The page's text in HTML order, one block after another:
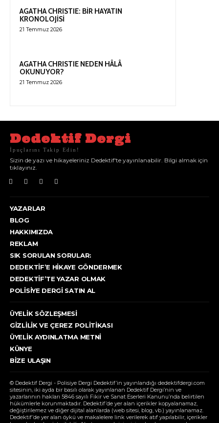
AGATHA CHRISTIE: BİR HAYATIN
KRONOLOJİSİ
21 Temmuz 2026
AGATHA CHRISTIE NEDEN HÂLÂ
OKUNUYOR?
21 Temmuz 2026
Dedektif Dergi
İpuçlarını Takip Edin!
Sizin de yazı ve hikayeleriniz Dedektif'te yayınlanabilir. Bilgi almak için
tıklayınız.
YAZARLAR
BLOG
HAKKIMIZDA
REKLAM
SIK SORULAN SORULAR:
DEDEKTIF’E HIKAYE GÖNDERMEK
DEDEKTIF’TE YAZAR OLMAK
POLISIYE DERGI SATIN AL
ÜYELIK SÖZLEŞMESI
GIZLILIK VE ÇEREZ POLITIKASI
ÜYELIK AYDINLATMA METNI
KÜNYE
BIZE ULAŞIN
© Dedektif Dergi - Polisiye Dergi Dedektif’in yayınlandığı dedektifdergi.com
sitesinin, iki ayda bir basılı olarak yayınlanan Dedektif Dergi’nin ve
yazarlarının hakları 5846 sayılı Fikir ve Sanat Eserleri Kanunu’nda belirtilen
hükümlerle korunmaktadır. Dedektif’de yer alan içerikler kopyalanamaz,
değiştirilemez ve diğer dijital alanlarda (web sitesi, blog, vb.) yayınlanamaz.
Dedektif’de yer alan öykü ve makalelere link verilerek atıf yapılabilir, içerikler